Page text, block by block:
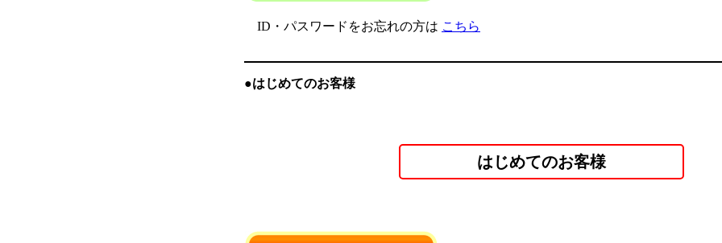
ID・パスワードをお忘れの方は こちら
●はじめてのお客様
はじめてのお客様